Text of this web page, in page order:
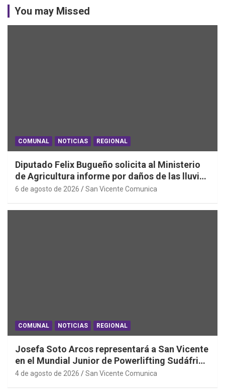
You may Missed
COMUNAL NOTICIAS REGIONAL
Diputado Felix Bugueño solicita al Ministerio
de Agricultura informe por daños de las lluvias
en la Región de O´Higgins
6 de agosto de 2026 San Vicente Comunica
COMUNAL NOTICIAS REGIONAL
Josefa Soto Arcos representará a San Vicente
en el Mundial Junior de Powerlifting Sudáfrica
2026
4 de agosto de 2026 San Vicente Comunica